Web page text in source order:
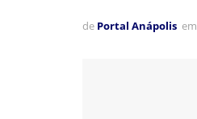
de Portal Anápolis em